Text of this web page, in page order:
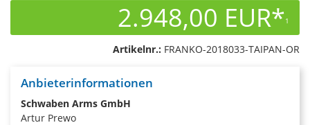
2.948,00 EUR*1
Artikelnr.: FRANKO-2018033-TAIPAN-OR
Anbieterinformationen
Schwaben Arms GmbH
Artur Prewo